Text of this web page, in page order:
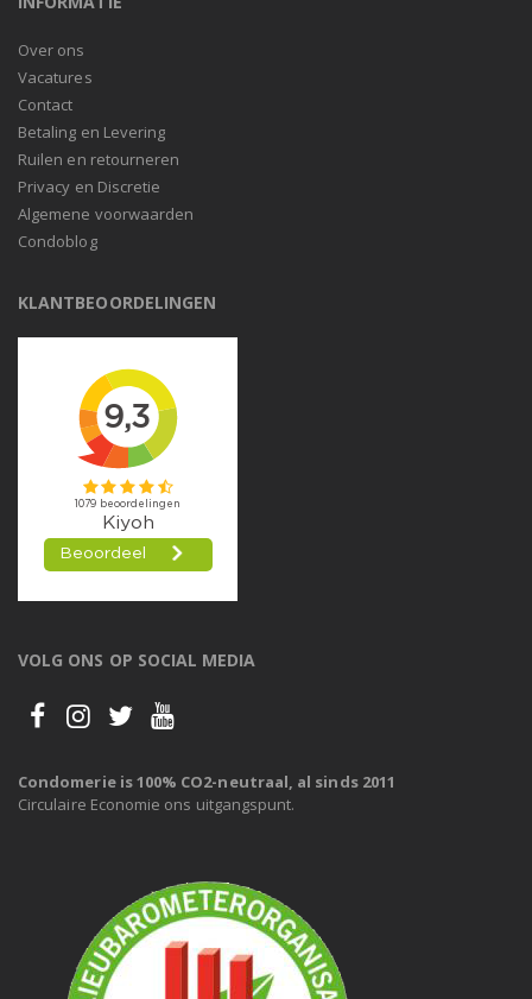
Over ons
Vacatures
Contact
Betaling en Levering
Ruilen en retourneren
Privacy en Discretie
Algemene voorwaarden
Condoblog
KLANTBEOORDELINGEN
VOLG ONS OP SOCIAL MEDIA
Condomerie is 100% CO2-neutraal, al sinds 2011
Circulaire Economie ons uitgangspunt.